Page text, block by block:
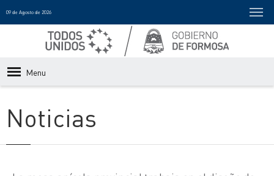
09 de Agosto de 2026
Menu
Noticias